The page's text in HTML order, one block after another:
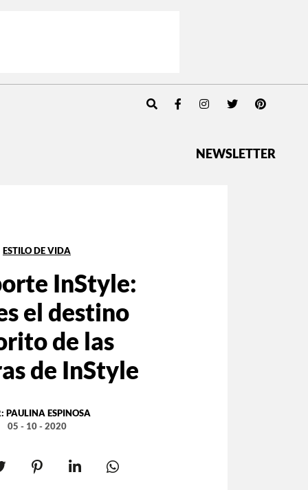
NEWSLETTER
ESTILO DE VIDA
InStyle:
el destino
de las
de InStyle
PAULINA ESPINOSA
05 - 10 - 2020